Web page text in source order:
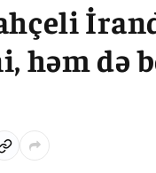
həm də